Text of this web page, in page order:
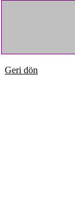
Geri dön